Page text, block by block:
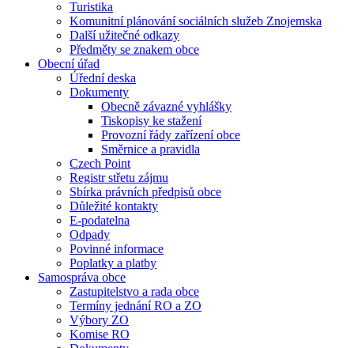
Turistika
Komunitní plánování sociálních služeb Znojemska
Další užitečné odkazy
Předměty se znakem obce
Obecní úřad
Úřední deska
Dokumenty
Obecně závazné vyhlášky
Tiskopisy ke stažení
Provozní řády zařízení obce
Směrnice a pravidla
Czech Point
Registr střetu zájmu
Sbírka právních předpisů obce
Důležité kontakty
E-podatelna
Odpady
Povinné informace
Poplatky a platby
Samospráva obce
Zastupitelstvo a rada obce
Termíny jednání RO a ZO
Výbory ZO
Komise RO